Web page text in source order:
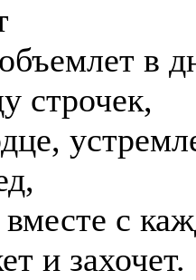
в
строчек,
с
и захочет.